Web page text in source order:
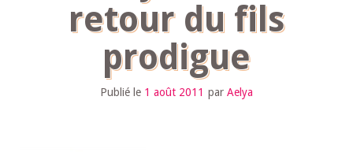
retour du fils
prodigue
Publié le 1 août 2011 par Aelya